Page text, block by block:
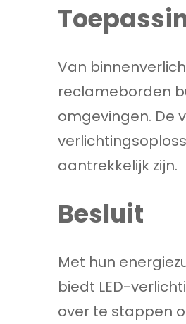
Van
reclameborden
omgevingen. De
aantrekkelijk zijn.
Besluit
Met hun
biedt LED-
over te stappen